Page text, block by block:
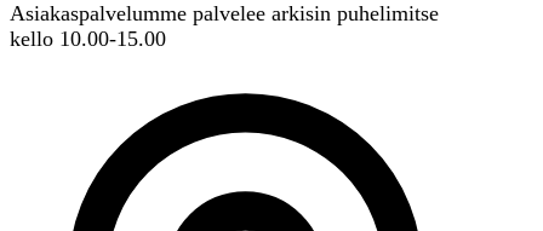
Asiakaspalvelumme palvelee arkisin puhelimitse
kello 10.00-15.00